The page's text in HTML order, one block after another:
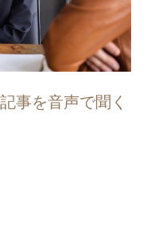
事を音声で聞く